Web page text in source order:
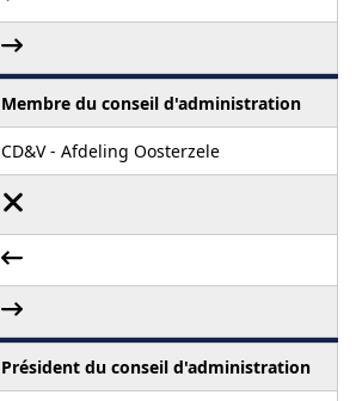
Membre du conseil d'administration
CD&V - Afdeling Oosterzele
Président du conseil d'administration